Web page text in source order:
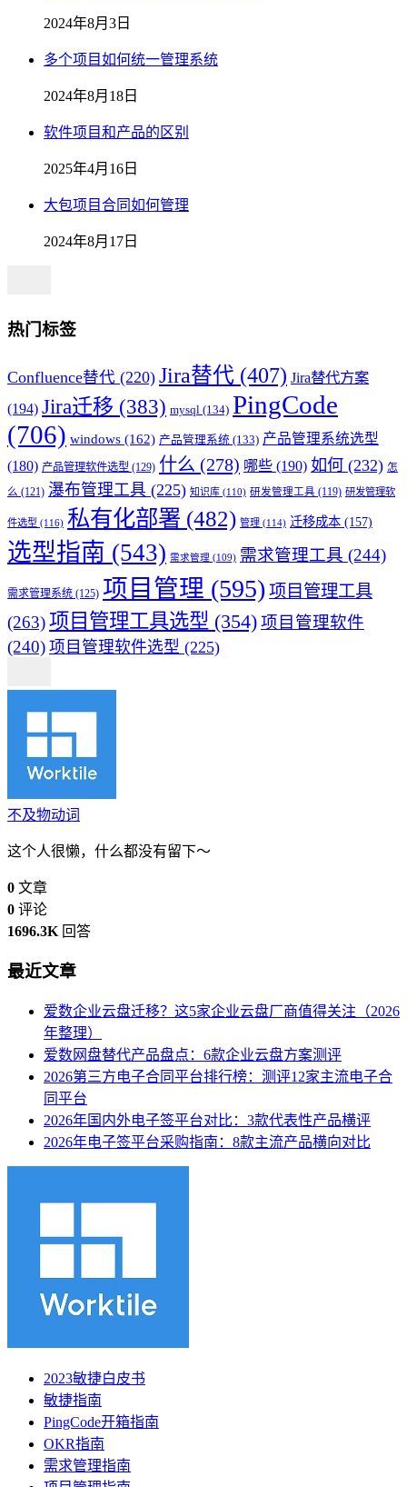
2024年8月3日
多个项目如何统一管理系统
2024年8月18日
软件项目和产品的区别
2025年4月16日
大包项目合同如何管理
2024年8月17日
热门标签
Confluence替代 (220) Jira替代 (407) Jira替代方案
(194) Jira迁移 (383) mysql (134) PingCode
(706) windows (162) 产品管理系统 (133) 产品管理系统选型
(180) 产品管理软件选型 (129) 什么 (278) 哪些 (190) 如何 (232) 怎
么 (121) 瀑布管理工具 (225) 知识库 (110) 研发管理工具 (119) 研发管理软
件选型 (116) 私有化部署 (482) 管理 (114) 迁移成本 (157)
选型指南 (543) 需求管理 (109) 需求管理工具 (244)
需求管理系统 (125) 项目管理 (595) 项目管理工具
(263)项目管理工具选型 (354) 项目管理软件
(240) 项目管理软件选型 (225)
不及物动词
这个人很懒，什么都没有留下～
0 文章
0 评论
1696.3K 回答
最近文章
爱数企业云盘迁移？这5家企业云盘厂商值得关注（2026
年整理）
爱数网盘替代产品盘点：6款企业云盘方案测评
2026第三方电子合同平台排行榜：测评12家主流电子合
同平台
2026年国内外电子签平台对比：3款代表性产品横评
2026年电子签平台采购指南：8款主流产品横向对比
2023敏捷白皮书
敏捷指南
PingCode开箱指南
OKR指南
需求管理指南